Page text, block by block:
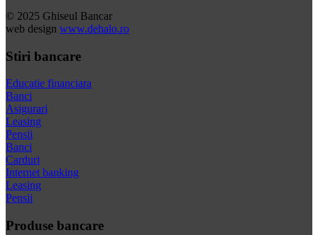
© 2025 Ghiseul Bancar
web design www.dehalo.ro
Stiri bancare
Educatie financiara
Banci
Asigurari
Leasing
Pensii
Banci
Carduri
Internet banking
Leasing
Pensii
Produse bancare